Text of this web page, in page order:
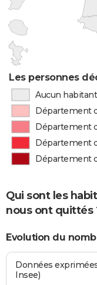
Les personnes
Aucun
Département
Département
Département
Département
Qui sont les
nous ont quittés
Evolution du
Données
Insee)